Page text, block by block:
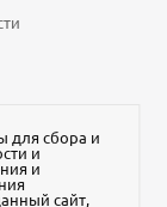
для сбора и
и
и
сайт,